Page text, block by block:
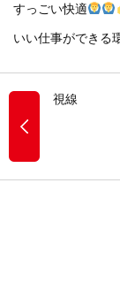
すっごい快適
いい仕事ができる
視線